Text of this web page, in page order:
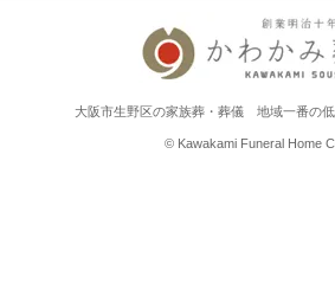
大阪市生野区の家族葬・葬儀 地域一番の低
© Kawakami Funeral Home